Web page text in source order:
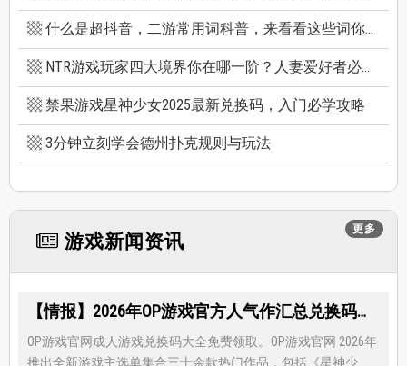
什么是超抖音，二游常用词科普，来看看这些词你看得懂多少个
NTR游戏玩家四大境界你在哪一阶？人妻爱好者必看三款精选NTR游戏推荐
禁果游戏星神少女2025最新兑换码，入门必学攻略
3分钟立刻学会德州扑克规则与玩法
更多
游戏新闻资讯
【情报】2026年OP游戏官方人气作汇总兑换码大全，限时免费礼包领取-每月更新
OP游戏官网成人游戏兑换码大全免费领取。OP游戏官网 2026年
推出全新游戏主选单集合三十余款热门作品，包括《星神少